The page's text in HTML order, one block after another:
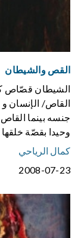
القص والشيطان
الشيطان قصّاص
القاص/ الإنسان و
جنسه بينما
وحيدا بقصّة
كمال الرياحي
2008-07-23